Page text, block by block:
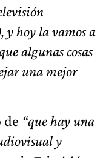
y hoy la vamos a
algunas cosas
una mejor
de “que hay una
y